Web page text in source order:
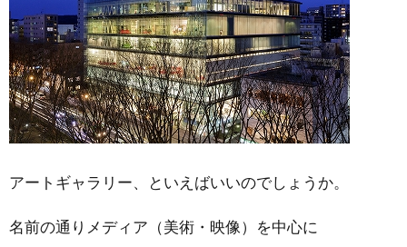
アートギャラリー、といえばいいのでしょうか。
名前の通りメディア（美術・映像）を中心に